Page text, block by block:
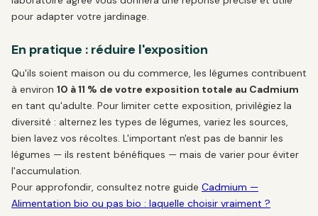
pour adapter votre jardinage.
En pratique : réduire l'exposition
Qu'ils soient maison ou du commerce, les légumes contribuent
à environ 10 à 11 % de votre exposition totale au Cadmium
en tant qu'adulte. Pour limiter cette exposition, privilégiez la
diversité : alternez les types de légumes, variez les sources,
bien lavez vos récoltes. L'important n'est pas de bannir les
légumes — ils restent bénéfiques — mais de varier pour éviter
l'accumulation.
Pour approfondir, consultez notre guide Cadmium —
Alimentation bio ou pas bio : laquelle choisir vraiment ?